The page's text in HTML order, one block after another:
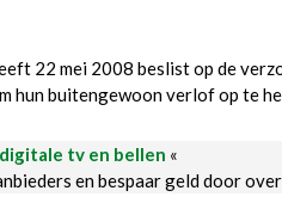
22 mei 2008 beslist op de
hun buitengewoon verlof op te
tv en bellen «
en bespaar geld door